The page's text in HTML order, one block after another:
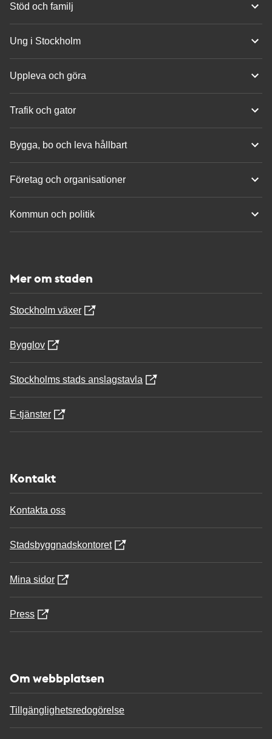
Stöd och familj
Ung i Stockholm
Uppleva och göra
Trafik och gator
Bygga, bo och leva hållbart
Företag och organisationer
Kommun och politik
Mer om staden
Stockholm växer
Bygglov
Stockholms stads anslagstavla
E-tjänster
Kontakt
Kontakta oss
Stadsbyggnadskontoret
Mina sidor
Press
Om webbplatsen
Tillgänglighetsredogörelse